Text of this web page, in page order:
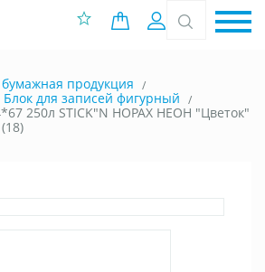
0 позиций
Вход
продукция
Блок для записей фигурный
250л STICK"N HOPAX НЕОН "Цветок"